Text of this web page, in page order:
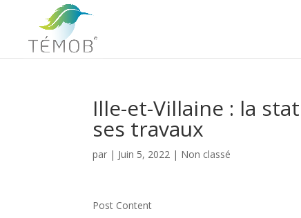
Ille-et-Villaine : la
ses travaux
par | Juin 5, 2022 | Non classé
Post Content